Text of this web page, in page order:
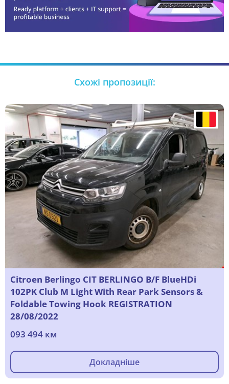
Схожі пропозиції:
Citroen Berlingo CIT BERLINGO B/F BlueHDi
102PK Club M Light With Rear Park Sensors &
Foldable Towing Hook REGISTRATION
28/08/2022
093 494 км
Докладніше